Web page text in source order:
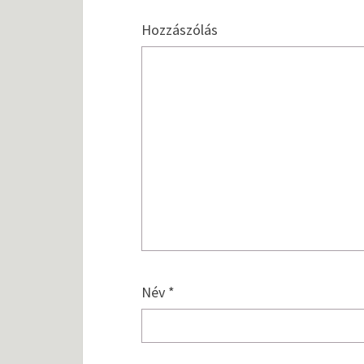
Hozzászólás
Név *